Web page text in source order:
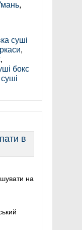
,
суші
,
,
бокс
суші
в
на